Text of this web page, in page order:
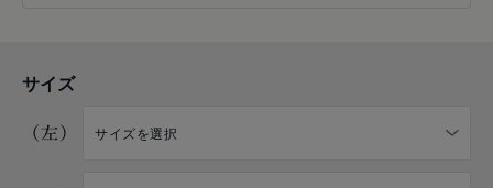
サイズ
（左）